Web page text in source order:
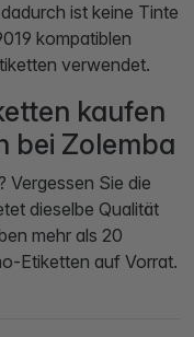
ist keine Tinte
kompatiblen
verwendet.
kaufen
bei Zolemba
Vergessen Sie die
dieselbe Qualität
mehr als 20
Etiketten auf Vorrat.